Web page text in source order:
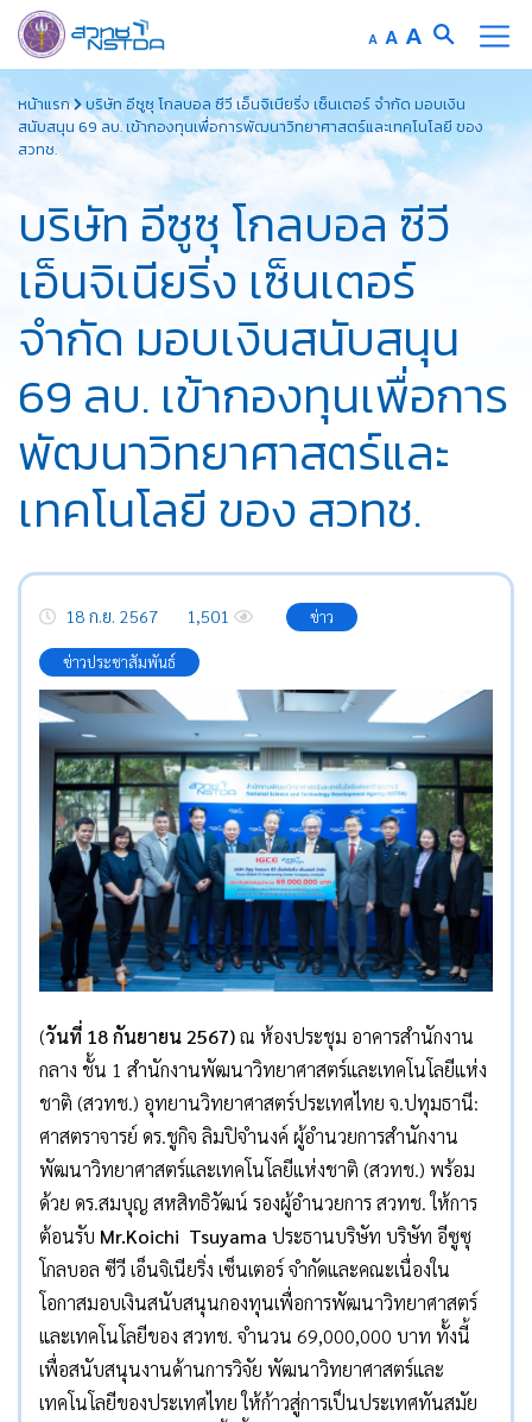
to
content
A Decrease
font
size.
AReset
font
size.
A Increase
font
size.
หน้าแรก
บริษัท อีซูซุ โกลบอล ซีวี เอ็นจิเนียริ่ง เซ็นเตอร์ จำกัด มอบเงิน
สนับสนุน 69 ลบ. เข้ากองทุนเพื่อการพัฒนาวิทยาศาสตร์และเทคโนโลยี ของ
สวทช.
บริษัท อีซูซุ โกลบอล ซีวี
เอ็นจิเนียริ่ง เซ็นเตอร์
จำกัด มอบเงินสนับสนุน
69 ลบ. เข้ากองทุนเพื่อการ
พัฒนาวิทยาศาสตร์และ
เทคโนโลยี ของ สวทช.
18 ก.ย. 2567 1,501 ข่าว
ข่าวประชาสัมพันธ์
(วันที่ 18กันยายน 2567)ณ ห้องประชุม อาคารสำนักงาน
กลาง ชั้น 1 สำนักงานพัฒนาวิทยาศาสตร์และเทคโนโลยีแห่ง
ชาติ (สวทช.) อุทยานวิทยาศาสตร์ประเทศไทย จ.ปทุมธานี:
ศาสตราจารย์ ดร.ชูกิจ ลิมปิจำนงค์ ผู้อำนวยการสำนักงาน
พัฒนาวิทยาศาสตร์และเทคโนโลยีแห่งชาติ (สวทช.) พร้อม
ด้วย ดร.สมบุญ สหสิทธิวัฒน์ รองผู้อำนวยการ สวทช. ให้การ
ต้อนรับ Mr.Koichi Tsuyama ประธานบริษัท บริษัท อีซูซุ
โกลบอล ซีวี เอ็นจิเนียริ่ง เซ็นเตอร์ จำกัดและคณะเนื่องใน
โอกาสมอบเงินสนับสนุนกองทุนเพื่อการพัฒนาวิทยาศาสตร์
และเทคโนโลยีของ สวทช. จำนวน 69,000,000 บาท ทั้งนี้
เพื่อสนับสนุนงานด้านการวิจัย พัฒนาวิทยาศาสตร์และ
เทคโนโลยีของประเทศไทย ให้ก้าวสู่การเป็นประเทศทันสมัย